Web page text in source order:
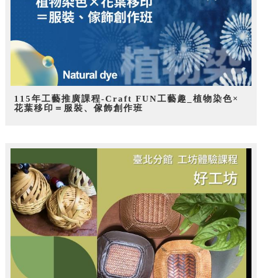
115年工藝推廣課程-Craft FUN工藝趣_植物染色×
花葉移印＝服裝、傢飾創作班